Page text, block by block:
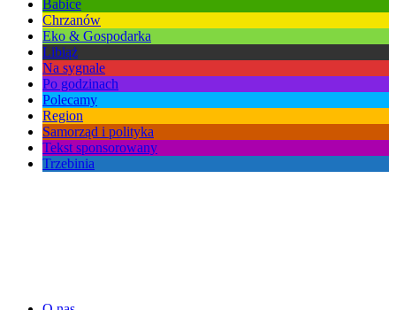
Babice
Chrzanów
Eko & Gospodarka
Libiąż
Na sygnale
Po godzinach
Polecamy
Region
Samorząd i polityka
Tekst sponsorowany
Trzebinia